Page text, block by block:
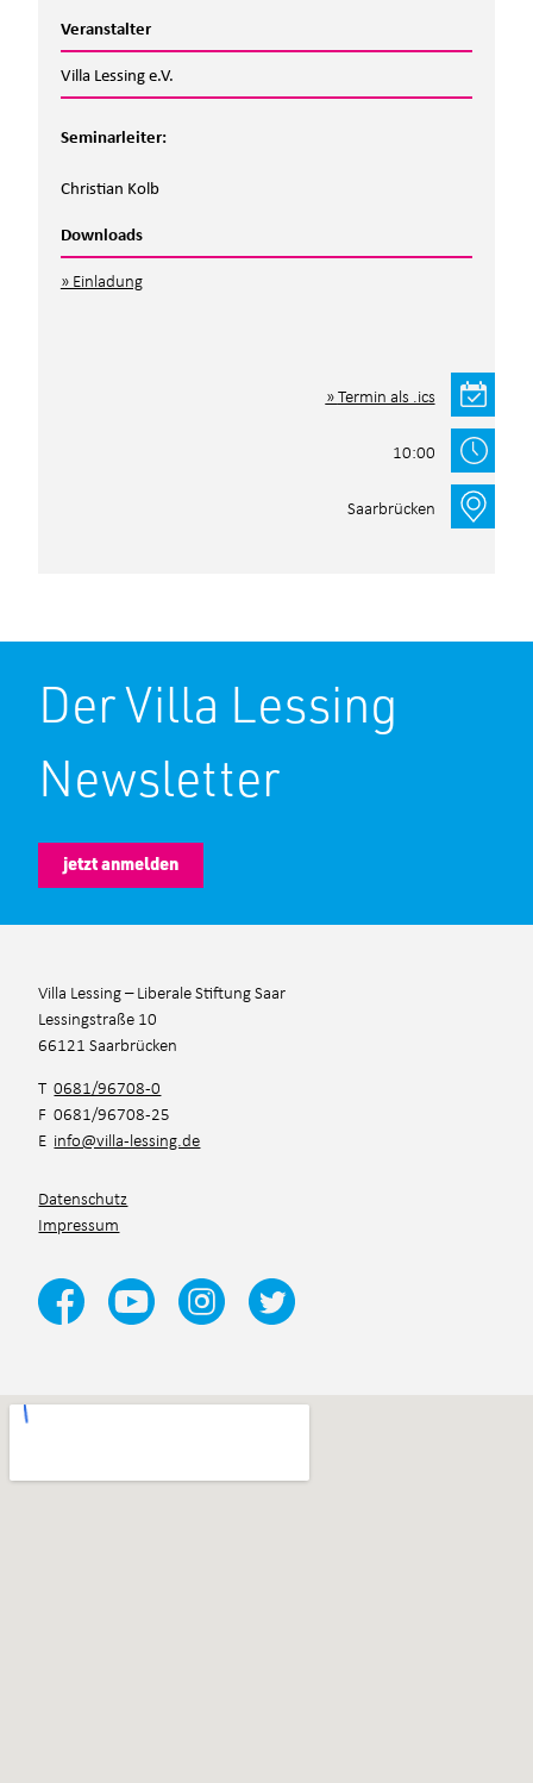
Veranstalter
Villa Lessing e.V.
Seminarleiter:
Christian Kolb
Downloads
Einladung
Termin als .ics
10:00
Saarbrücken
Der Villa Lessing
Newsletter
jetzt anmelden
Villa Lessing – Liberale Stiftung Saar
Lessingstraße 10
66121 Saarbrücken
T0681/96708-0
F 0681/96708-25
E info@villa-lessing.de
Datenschutz
Impressum